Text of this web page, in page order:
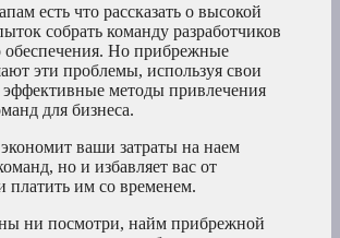
есть что рассказать о высокой
собрать команду разработчиков
обеспечения. Но прибрежные
эти проблемы, используя свои
эффективные методы привлечения
для бизнеса.
ваши затраты на наем
но и избавляет вас от
платить им со временем.
ни посмотри, найм прибрежной